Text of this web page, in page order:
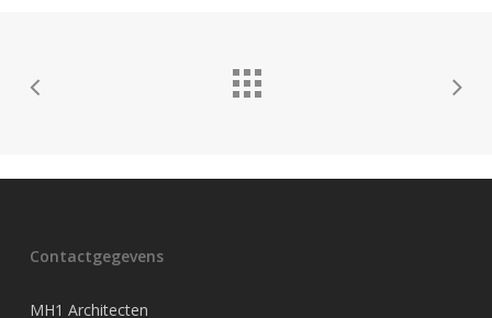
Contactgegevens
MH1 Architecten